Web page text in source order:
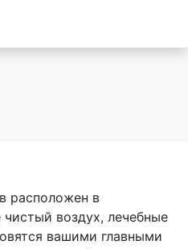
расположен в
воздух, лечебные
вашими главными